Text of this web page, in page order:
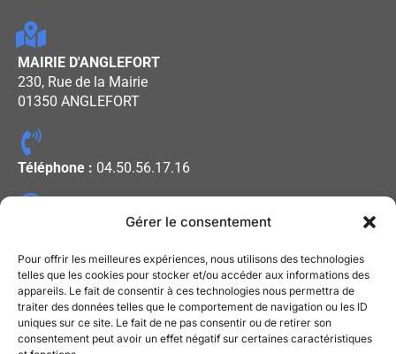
Gérer le consentement
Pour offrir les meilleures expériences, nous utilisons des technologies
telles que les cookies pour stocker et/ou accéder aux informations des
appareils. Le fait de consentir à ces technologies nous permettra de
traiter des données telles que le comportement de navigation ou les ID
uniques sur ce site. Le fait de ne pas consentir ou de retirer son
consentement peut avoir un effet négatif sur certaines caractéristiques
MAIRIE D'ANGLEFORT
230, Rue de la Mairie
01350 ANGLEFORT
Téléphone : 04.50.56.17.16
Lundi - Mercredi - Vendredi : De
08h00 à 12h00
Mardi - Jeudi : De 13h30 à 17h30
Mentions légales